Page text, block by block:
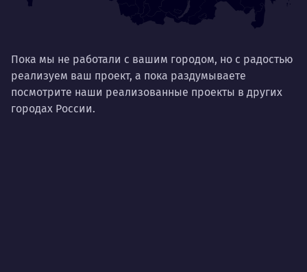
О работе
Ты — это то, что ты делаешь. Этим всё
сказано.
Пока мы не работали с вашим городом, но с радостью
реализуем ваш проект, а пока раздумываете
посмотрите наши реализованные проекты в других
городах России.